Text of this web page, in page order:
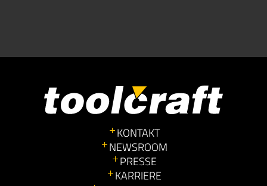
KONTAKT
NEWSROOM
PRESSE
KARRIERE